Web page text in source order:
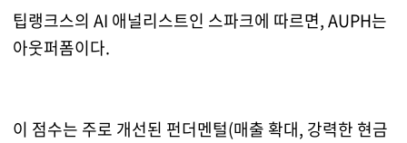
팁랭크스의 AI 애널리스트인 스파크에 따르면, AUPH는
아웃퍼폼이다.
이 점수는 주로 개선된 펀더멘털(매출 확대, 강력한 현금